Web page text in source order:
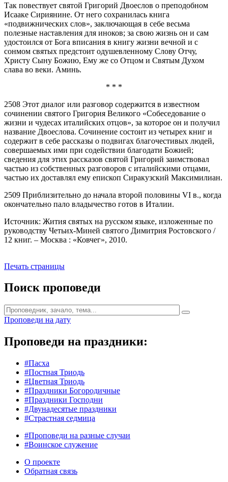
Так повествует святой Григорий Двоеслов о преподобном
Исааке Сириянине. От него сохранилась книга
«подвижнических слов», заключающая в себе весьма
полезные наставления для иноков; за свою жизнь он и сам
удостоился от Бога вписания в книгу жизни вечной и с
сонмом святых предстоит одушевленному Слову Отчу,
Христу Сыну Божию, Ему же со Отцом и Святым Духом
слава во веки. Аминь.
* * *
2508 Этот диалог или разговор содержится в известном
сочинении святого Григория Великого «Собеседование о
жизни и чудесах италийских отцов», за которое он и получил
название Двоеслова. Сочинение состоит из четырех книг и
содержит в себе рассказы о подвигах благочестивых людей,
совершаемых ими при содействии благодати Божией;
сведения для этих рассказов святой Григорий заимствовал
частью из собственных разговоров с италийскими отцами,
частью их доставлял ему епископ Сиракузский Максимилиан.
2509 Приблизительно до начала второй половины VI в., когда
окончательно пало владычество готов в Италии.
Источник: Жития святых на русском языке, изложенные по
руководству Четьих-Миней святого Димитрия Ростовского /
12 книг. – Москва : «Ковчег», 2010.
Печать страницы
Поиск проповеди
Проповеди на дату
Проповеди на праздники:
#Пасха
#Постная Триодь
#Цветная Триодь
#Праздники Богородичные
#Праздники Господни
#Двунадесятые праздники
#Страстная седмица
#Проповеди на разные случаи
#Воинское служение
О проекте
Обратная связь